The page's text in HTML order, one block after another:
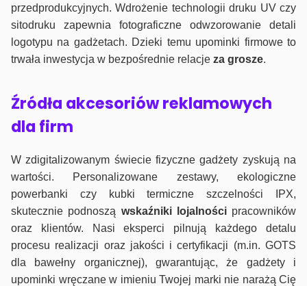
przedprodukcyjnych. Wdrożenie technologii druku UV czy
sitodruku zapewnia fotograficzne odwzorowanie detali
logotypu na gadżetach. Dzieki temu upominki firmowe to
trwała inwestycja w bezpośrednie relacje za grosze.
Źródła akcesoriów reklamowych
dla firm
W zdigitalizowanym świecie fizyczne gadżety zyskują na
wartości. Personalizowane zestawy, ekologiczne
powerbanki czy kubki termiczne szczelności IPX,
skutecznie podnoszą wskaźniki lojalnościpracowników
oraz klientów. Nasi eksperci pilnują każdego detalu
procesu realizacji oraz jakości i certyfikacji (m.in. GOTS
dla bawełny organicznej), gwarantując, że gadżety i
upominki wręczane w imieniu Twojej marki nie narażą Cię